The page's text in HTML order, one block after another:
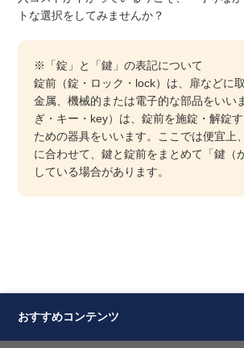
トな選択をしてみませんか？
※「錠」と「鍵」の表記について
錠前（錠・ロック・lock）は、扉などに
金属、機械的または電子的な部品をいい
ぎ・キー・key）は、錠前を施錠・解錠す
ための器具をいいます。ここでは便宜上
に合わせて、鍵と錠前をまとめて「鍵（
している場合があります。
おすすめコンテンツ